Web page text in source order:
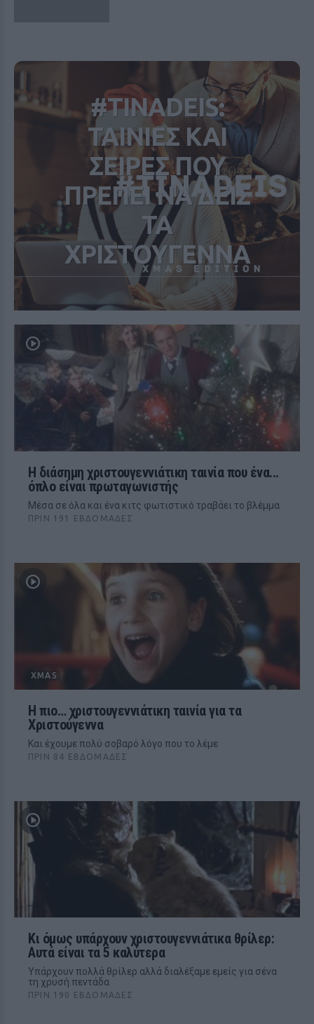
#TINADEIS:
ΤΑΙΝΙΕΣ ΚΑΙ
ΣΕΙΡΕΣ ΠΟΥ
ΠΡΕΠΕΙ ΝΑ ΔΕΙΣ
ΤΑ
ΧΡΙΣΤOΥΓΕΝΝΑ
H διάσημη χριστουγεννιάτικη ταινία που ένα...
όπλο είναι πρωταγωνιστής
Mέσα σε όλα και ένα κιτς φωτιστικό τραβάει το βλέμμα
ΠΡΙΝ 191 ΕΒΔΟΜΆΔΕΣ
XMAS
Η πιο… χριστουγεννιάτικη ταινία για τα
Χριστούγεννα
Και έχουμε πολύ σοβαρό λόγο που το λέμε
ΠΡΙΝ 84 ΕΒΔΟΜΆΔΕΣ
Kι όμως υπάρχουν χριστουγεννιάτικα θρίλερ:
Αυτά είναι τα 5 καλύτερα
Υπάρχουν πολλά θρίλερ αλλά διαλέξαμε εμείς για σένα
τη χρυσή πεντάδα
ΠΡΙΝ 190 ΕΒΔΟΜΆΔΕΣ